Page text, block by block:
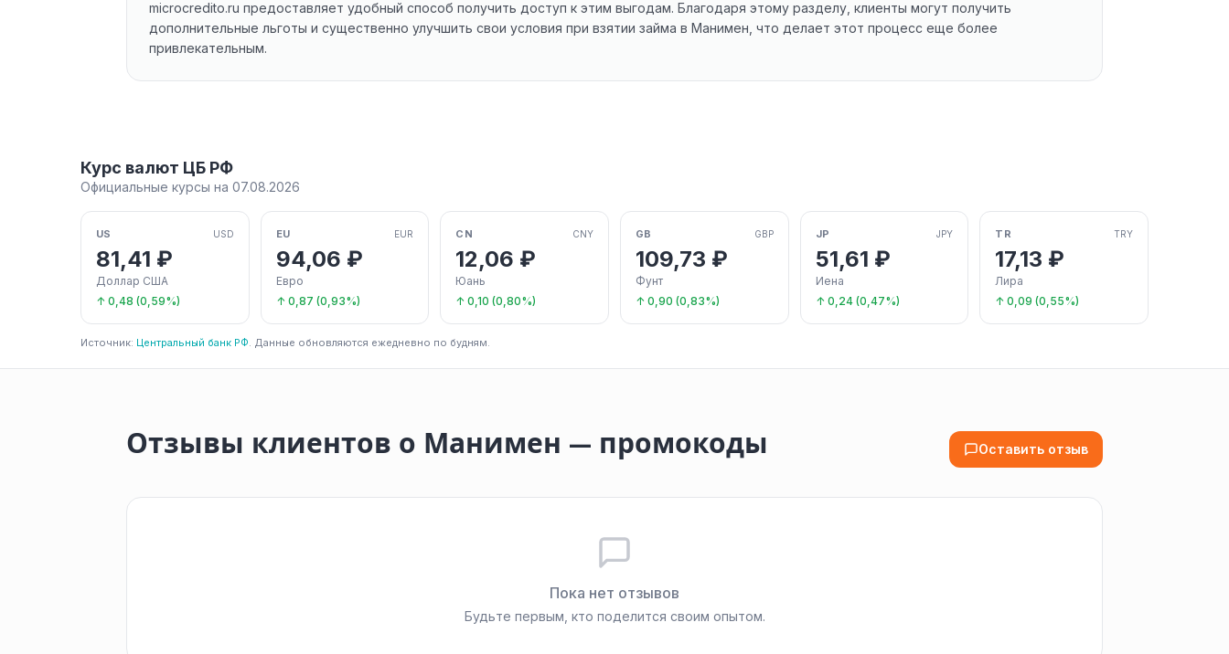
microcredito.ru предоставляет удобный способ получить доступ к этим выгодам. Благодаря этому разделу, клиенты могут получить
дополнительные льготы и существенно улучшить свои условия при взятии займа в Манимен, что делает этот процесс еще более
привлекательным.
Курс валют ЦБ РФ
Официальные курсы на 07.08.2026
US USD
81,41 ₽
Доллар США
↑ 0,48 (0,59%)
EU EUR
94,06 ₽
Евро
↑ 0,87 (0,93%)
CN CNY
12,06 ₽
Юань
↑ 0,10 (0,80%)
GB GBP
109,73 ₽
Фунт
↑ 0,90 (0,83%)
JP JPY
51,61 ₽
Иена
↑ 0,24 (0,47%)
TR TRY
17,13 ₽
Лира
↑ 0,09 (0,55%)
Источник: Центральный банк РФ. Данные обновляются ежедневно по будням.
Отзывы клиентов о Манимен — промокоды Оставить отзыв
Пока нет отзывов
Будьте первым, кто поделится своим опытом.